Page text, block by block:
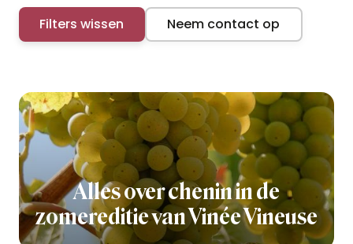
Filters wissen Neem contact op
Alles over chenin in de
zomereditie van Vinée Vineuse